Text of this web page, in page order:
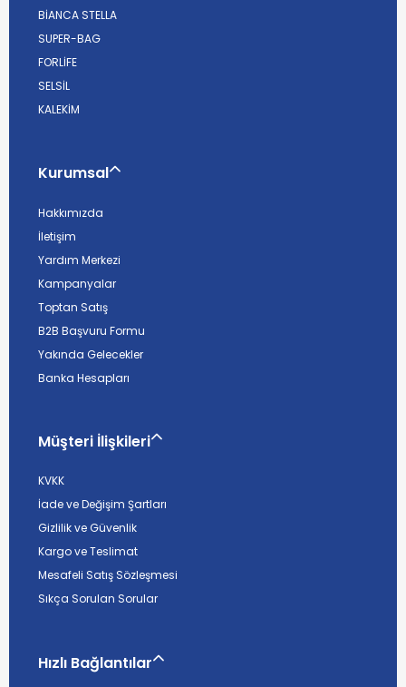
BİANCA STELLA
SUPER-BAG
FORLİFE
SELSİL
KALEKİM
Kurumsal
Hakkımızda
İletişim
Yardım Merkezi
Kampanyalar
Toptan Satış
B2B Başvuru Formu
Yakında Gelecekler
Banka Hesapları
Müşteri İlişkileri
KVKK
İade ve Değişim Şartları
Gizlilik ve Güvenlik
Kargo ve Teslimat
Mesafeli Satış Sözleşmesi
Sıkça Sorulan Sorular
Hızlı Bağlantılar